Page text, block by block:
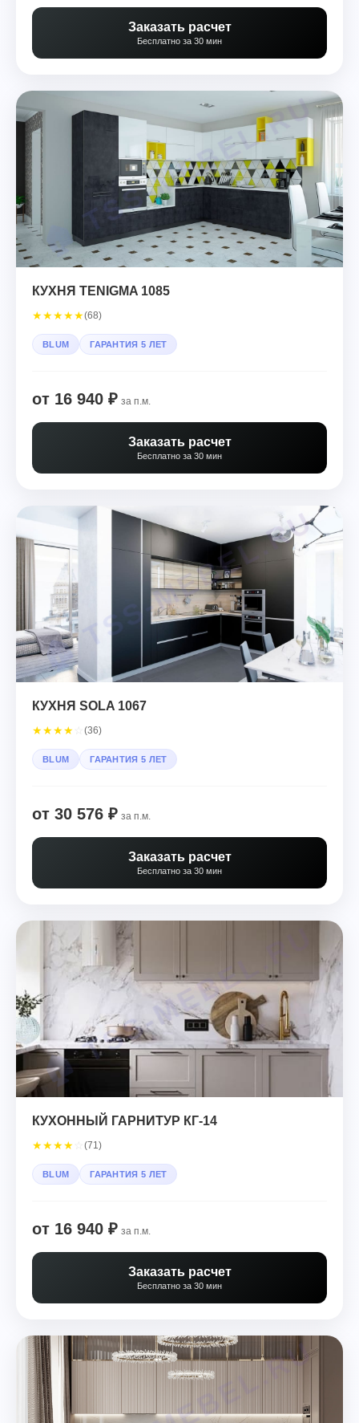
Заказать расчет
Бесплатно за 30 мин
КУХНЯ TENIGMA 1085
★★★★★(68)
BLUM ГАРАНТИЯ 5 ЛЕТ
от 16 940 ₽ за п.м.
Заказать расчет
Бесплатно за 30 мин
КУХНЯ SOLA 1067
★★★★ (36)
BLUM ГАРАНТИЯ 5 ЛЕТ
от 30 576 ₽ за п.м.
Заказать расчет
Бесплатно за 30 мин
КУХОННЫЙ ГАРНИТУР КГ-14
★★★★ (71)
BLUM ГАРАНТИЯ 5 ЛЕТ
от 16 940 ₽ за п.м.
Заказать расчет
Бесплатно за 30 мин